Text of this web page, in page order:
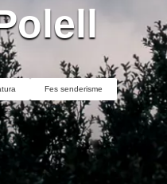
Fes senderisme